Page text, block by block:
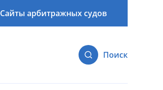
Сайты арбитражных судов
Поиск